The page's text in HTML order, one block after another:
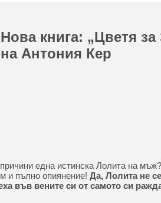
Нова книга: „Цветя за
на Антония Кер
една истинска Лолита на
и пълно опиянение! Да, Лолита не се
във вените си от самото си